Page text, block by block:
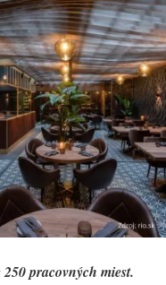
pracovných miest.